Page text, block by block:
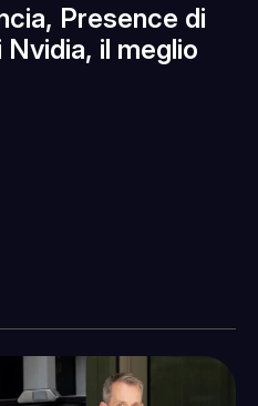
Presence di
Nvidia, il meglio